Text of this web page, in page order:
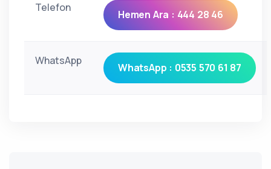
Telefon
Hemen Ara : 444 28 46
WhatsApp
WhatsApp : 0535 570 61 87